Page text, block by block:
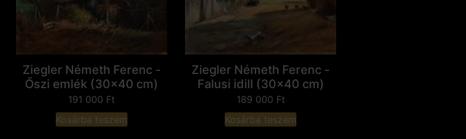
Ziegler Németh Ferenc -
Őszi emlék (30x40 cm)
191 000 Ft
Kosárba teszem
Ziegler Németh Ferenc -
Falusi idill (30x40 cm)
189 000 Ft
Kosárba teszem